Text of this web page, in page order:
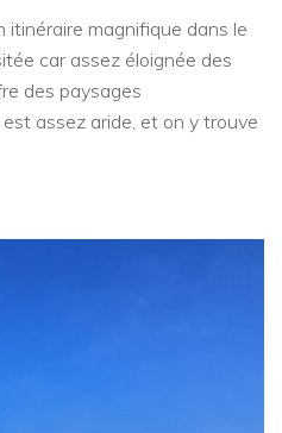
itinéraire magnifique dans le
car assez éloignée des
des paysages
assez aride, et on y trouve